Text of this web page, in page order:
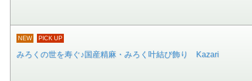
NEW PICK UP
みろくの世を寿ぐ♪国産精麻・みろく叶結び飾り Kazari